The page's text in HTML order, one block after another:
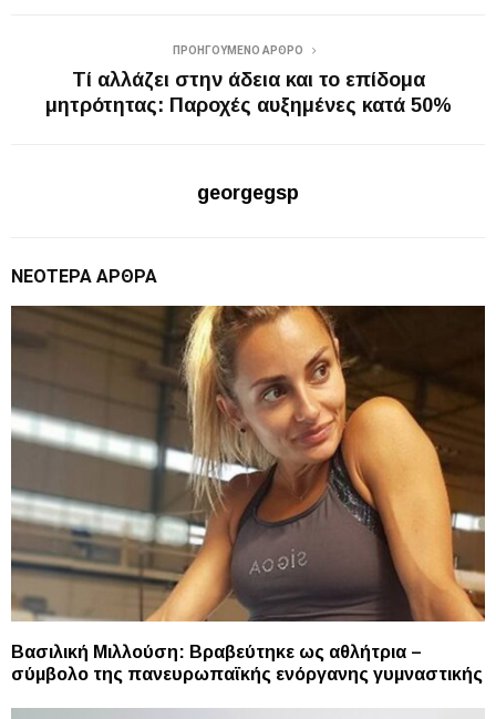
ΠΡΟΗΓΟΎΜΕΝΟ ΆΡΘΡΟ
Τί αλλάζει στην άδεια και το επίδομα
μητρότητας: Παροχές αυξημένες κατά 50%
georgegsp
ΝΕΌΤΕΡΑ ΆΡΘΡΑ
Βασιλική Μιλλούση: Βραβεύτηκε ως αθλήτρια –
σύμβολο της πανευρωπαϊκής ενόργανης γυμναστικής